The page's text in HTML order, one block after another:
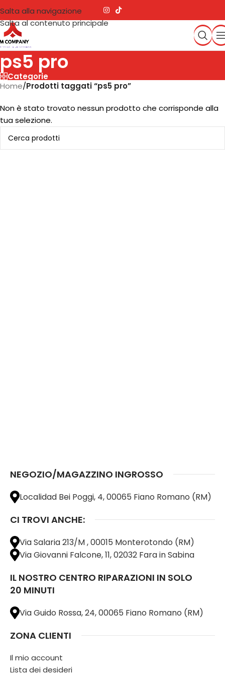
Salta alla navigazione
Salta al contenuto principale
ps5 pro
Categorie
Home/Prodotti taggati “ps5 pro”
Non è stato trovato nessun prodotto che corrisponde alla
tua selezione.
NEGOZIO/MAGAZZINO INGROSSO
Localidad Bei Poggi, 4, 00065 Fiano Romano (RM)
CI TROVI ANCHE:
Via Salaria 213/M , 00015 Monterotondo (RM)
Via Giovanni Falcone, 11, 02032 Fara in Sabina
IL NOSTRO CENTRO RIPARAZIONI IN SOLO
20 MINUTI
Via Guido Rossa, 24, 00065 Fiano Romano (RM)
ZONA CLIENTI
Il mio account
Lista dei desideri